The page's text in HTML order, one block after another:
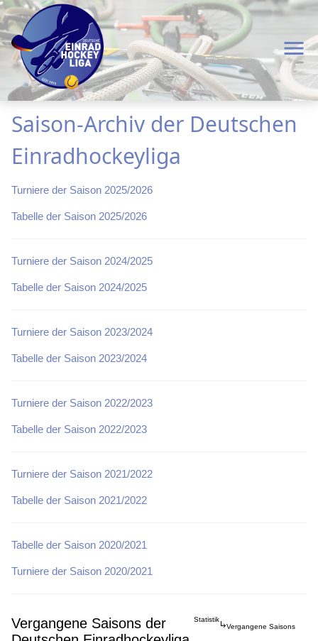
menu
Saison-Archiv der Deutschen
Einradhockeyliga
Turniere der Saison 2025/2026
Tabelle der Saison 2025/2026
Turniere der Saison 2024/2025
Tabelle der Saison 2024/2025
Turniere der Saison 2023/2024
Tabelle der Saison 2023/2024
Turniere der Saison 2022/2023
Tabelle der Saison 2022/2023
Turniere der Saison 2021/2022
Tabelle der Saison 2021/2022
Tabelle der Saison 2020/2021
Turniere der Saison 2020/2021